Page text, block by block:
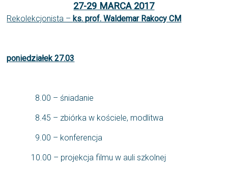
27-29 MARCA 2017
Rekolekcjonista – ks. prof. Waldemar Rakocy CM
poniedziałek 27.03
8.00 – śniadanie
8.45 – zbiórka w kościele, modlitwa
9.00 – konferencja
10.00 – projekcja filmu w auli szkolnej